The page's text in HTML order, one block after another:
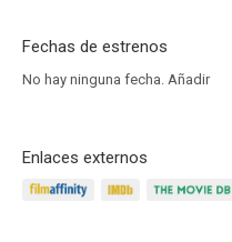
Fechas de estrenos
No hay ninguna fecha. Añadir
Enlaces externos